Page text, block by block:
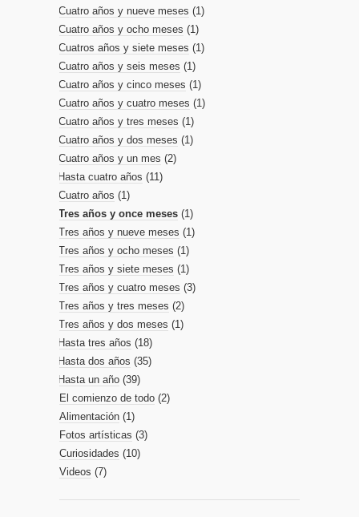
Cuatro años y nueve meses (1)
Cuatro años y ocho meses (1)
Cuatros años y siete meses (1)
Cuatro años y seis meses (1)
Cuatro años y cinco meses (1)
Cuatro años y cuatro meses (1)
Cuatro años y tres meses (1)
Cuatro años y dos meses (1)
Cuatro años y un mes (2)
Hasta cuatro años (11)
Cuatro años (1)
Tres años y once meses(1)
Tres años y nueve meses (1)
Tres años y ocho meses (1)
Tres años y siete meses (1)
Tres años y cuatro meses (3)
Tres años y tres meses (2)
Tres años y dos meses (1)
Hasta tres años (18)
Hasta dos años (35)
Hasta un año (39)
El comienzo de todo (2)
Alimentación (1)
Fotos artísticas (3)
Curiosidades (10)
Videos (7)